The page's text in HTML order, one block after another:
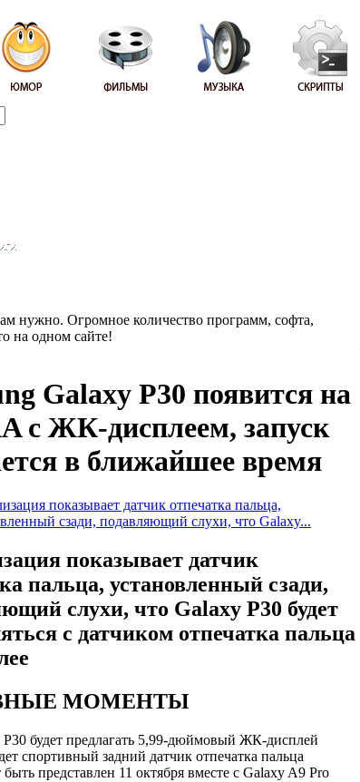
нужно. Огромное количество программ, софта,
на одном сайте!
Galaxy P30 появится на
с ЖК-дисплеем, запуск
в ближайшее время
показывает датчик отпечатка пальца,
сзади, подавляющий слухи, что Galaxy...
показывает датчик
пальца, установленный сзади,
слухи, что Galaxy P30 будет
с датчиком отпечатка пальца
МОМЕНТЫ
P30 будет предлагать 5,99-дюймовый ЖК-дисплей
спортивный задний датчик отпечатка пальца
представлен 11 октября вместе с Galaxy A9 Pro